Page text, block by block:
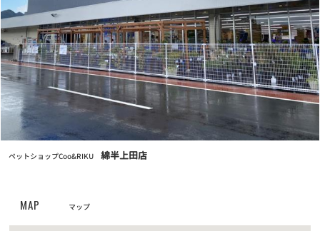
2025/07/01 お知らせ
7月1日(火) GRAND OPENING！奈良富雄南店
2024/11/12 お知らせ
【重要なお知らせ】クレジットカード情報最新化の再度のお願い
2024/04/25 お知らせ
クーリク公式！定期フードアプリでより便利に！よりお得に！
ペットショップCoo&RIKU 綿半上田店
MAP マップ